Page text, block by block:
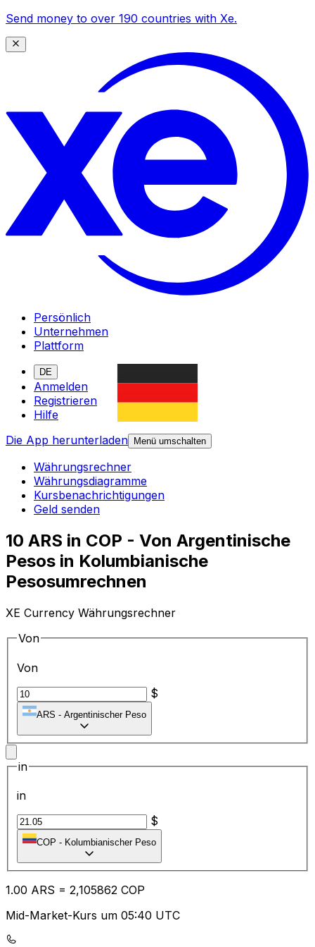
Send money to over 190 countries with Xe.
Persönlich
Unternehmen
Plattform
DE
Anmelden
Registrieren
Hilfe
Die App herunterladen
Menü umschalten
Währungsrechner
Währungsdiagramme
Kursbenachrichtigungen
Geld senden
10 ARS in COP - Von Argentinische
Pesos in Kolumbianische
Pesosumrechnen
XE Currency Währungsrechner
Von
Von
$
ARS - Argentinischer Peso
in
in
$
COP - Kolumbianischer Peso
1.00 ARS = 2,105862 COP
Mid-Market-Kurs um 05:40 UTC